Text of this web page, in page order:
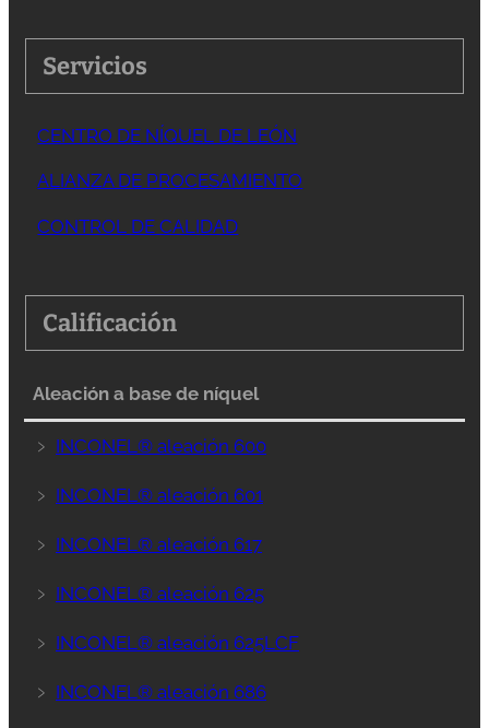
Servicios
CENTRO DE NÍQUEL DE LEÓN
ALIANZA DE PROCESAMIENTO
CONTROL DE CALIDAD
Calificación
Aleación a base de níquel
﹥ INCONEL® aleación 600
﹥ INCONEL® aleación 601
﹥ INCONEL® aleación 617
﹥ INCONEL® aleación 625
﹥ INCONEL® aleación 625LCF
﹥ INCONEL® aleación 686